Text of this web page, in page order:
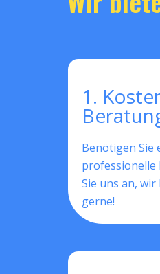
1.
Benötigen Sie
professionelle
Sie uns an, wir
gerne!